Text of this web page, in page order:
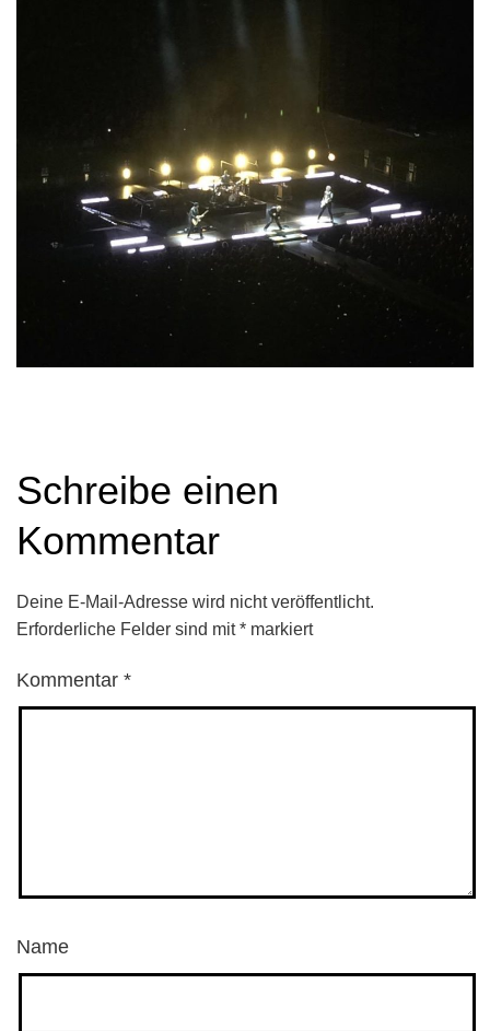
Schreibe einen
Kommentar
Deine E-Mail-Adresse wird nicht veröffentlicht.
Erforderliche Felder sind mit* markiert
Kommentar *
Name